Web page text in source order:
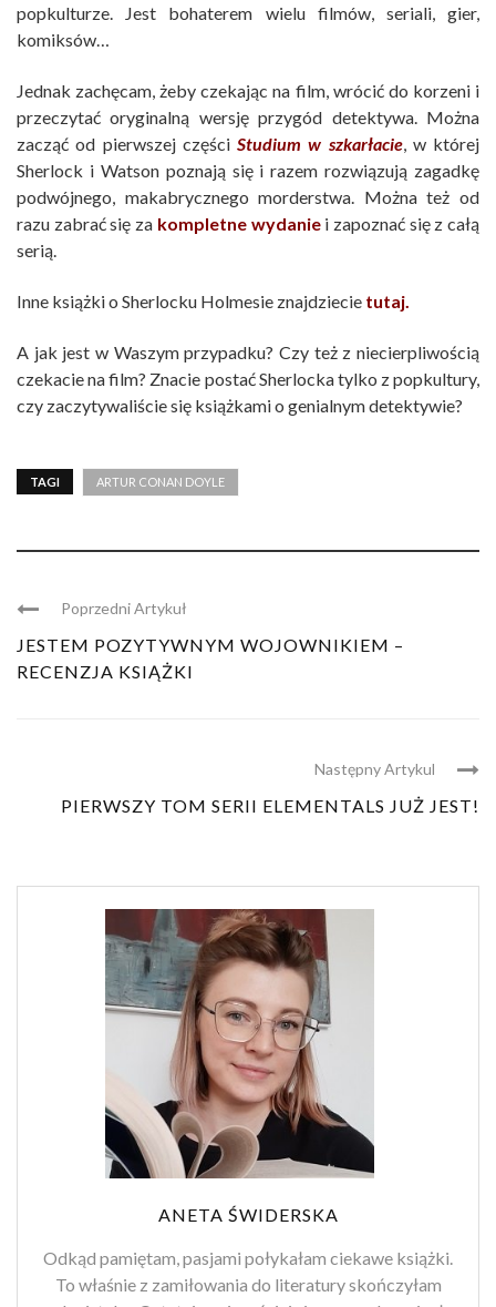
popkulturze. Jest bohaterem wielu filmów, seriali, gier,
komiksów…
Jednak zachęcam, żeby czekając na film, wrócić do korzeni i
przeczytać oryginalną wersję przygód detektywa. Można
zacząć od pierwszej części Studium w szkarłacie, w której
Sherlock i Watson poznają się i razem rozwiązują zagadkę
podwójnego, makabrycznego morderstwa. Można też od
razu zabrać się za kompletne wydaniei zapoznać się z całą
serią.
Inne książki o Sherlocku Holmesie znajdziecie tutaj.
A jak jest w Waszym przypadku? Czy też z niecierpliwością
czekacie na film? Znacie postać Sherlocka tylko z popkultury,
czy zaczytywaliście się książkami o genialnym detektywie?
TAGI ARTUR CONAN DOYLE
Poprzedni Artykuł
JESTEM POZYTYWNYM WOJOWNIKIEM –
RECENZJA KSIĄŻKI
Następny Artykul
PIERWSZY TOM SERII ELEMENTALS JUŻ JEST!
ANETA ŚWIDERSKA
Odkąd pamiętam, pasjami połykałam ciekawe książki.
To właśnie z zamiłowania do literatury skończyłam